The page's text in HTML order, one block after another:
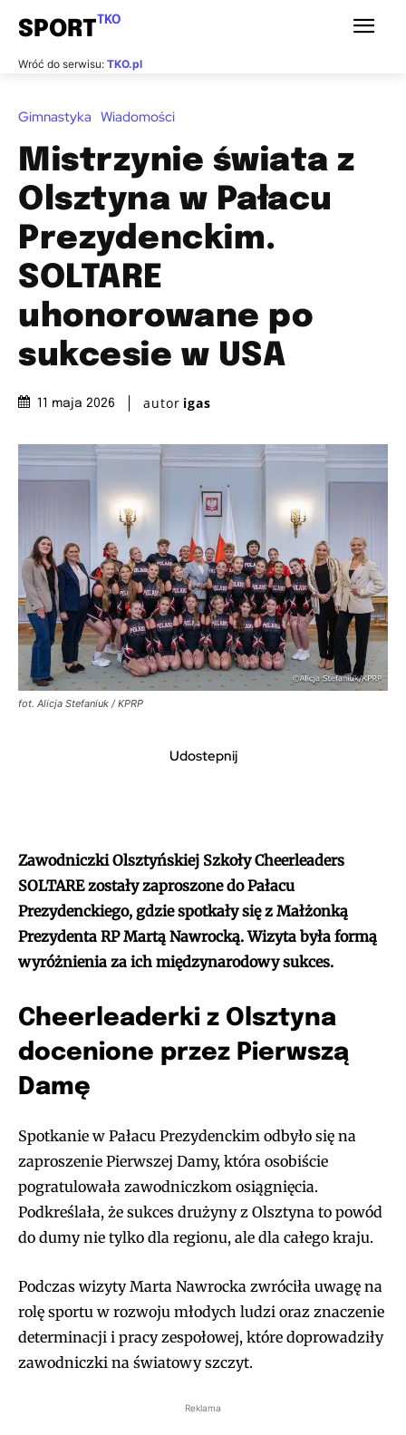
SPORTTKO
Wróć do serwisu: TKO.pl
Gimnastyka Wiadomości
Mistrzynie świata z
Olsztyna w Pałacu
Prezydenckim.
SOLTARE
uhonorowane po
sukcesie w USA
11 maja 2026 autor igas
fot. Alicja Stefaniuk / KPRP
Udostepnij
Zawodniczki Olsztyńskiej Szkoły Cheerleaders
SOLTARE zostały zaproszone do Pałacu
Prezydenckiego, gdzie spotkały się z Małżonką
Prezydenta RP Martą Nawrocką. Wizyta była formą
wyróżnienia za ich międzynarodowy sukces.
Cheerleaderki z Olsztyna
docenione przez Pierwszą
Damę
Spotkanie w Pałacu Prezydenckim odbyło się na
zaproszenie Pierwszej Damy, która osobiście
pogratulowała zawodniczkom osiągnięcia.
Podkreślała, że sukces drużyny z Olsztyna to powód
do dumy nie tylko dla regionu, ale dla całego kraju.
Podczas wizyty Marta Nawrocka zwróciła uwagę na
rolę sportu w rozwoju młodych ludzi oraz znaczenie
determinacji i pracy zespołowej, które doprowadziły
zawodniczki na światowy szczyt.
Reklama